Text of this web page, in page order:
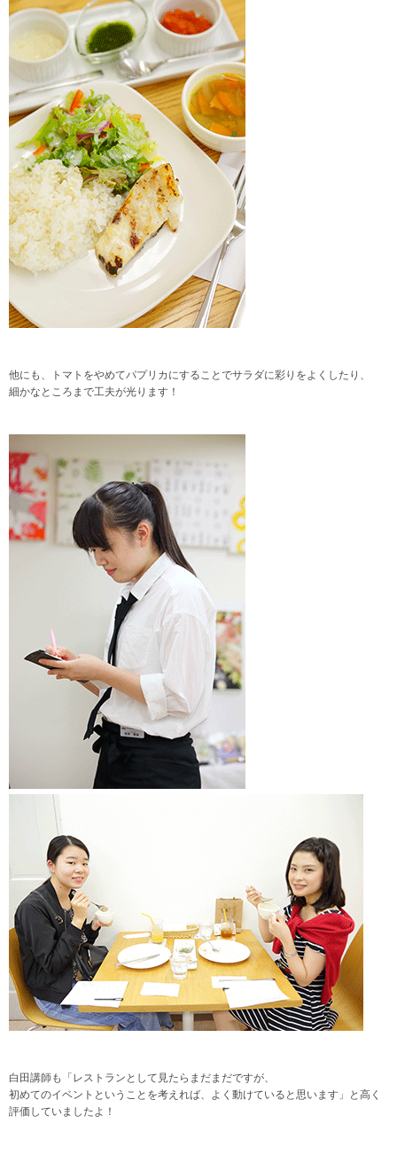
他にも、トマトをやめてパプリカにすることでサラダに彩りをよくしたり、
細かなところまで工夫が光ります！
白田講師も「レストランとして見たらまだまだですが、
初めてのイベントということを考えれば、よく動けていると思います」と高く
評価していましたよ！